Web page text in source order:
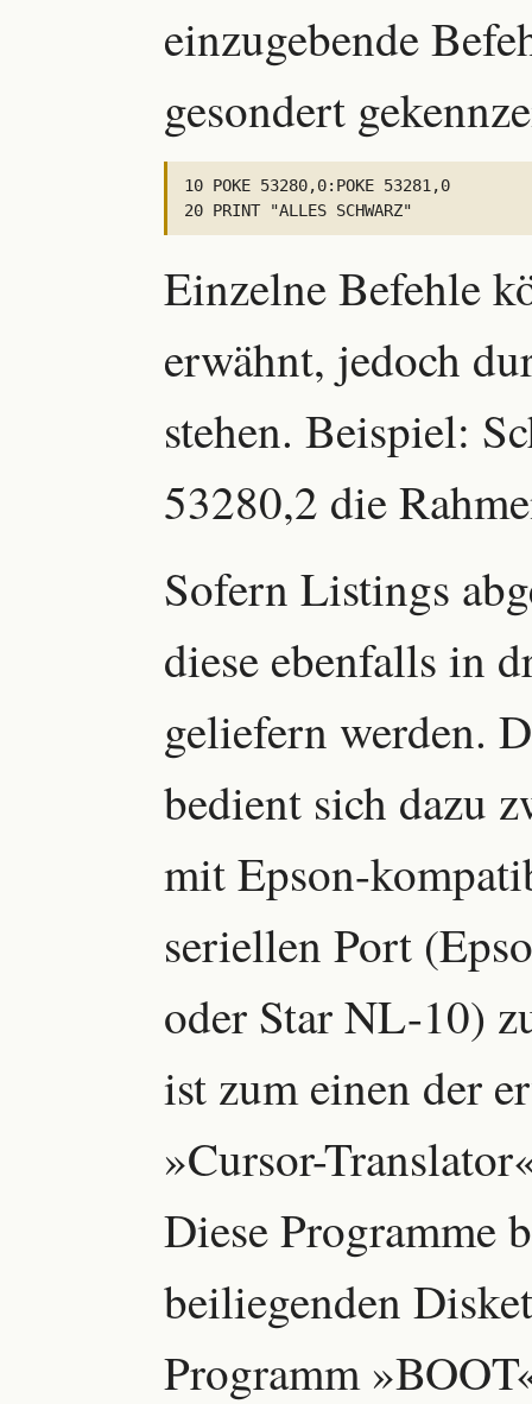
einzugebende
gesondert
10 POKE 53280,0:POKE 53281,0
Einzelne Befehle
erwähnt, jedoch
stehen. Beispiel:
53280,2 die
Sofern Listings
diese ebenfalls in
geliefern werden.
bedient sich dazu
mit Epson-
seriellen Port
oder Star NL-10)
ist zum einen der
»Cursor-
Diese Programme
beiliegenden
Programm